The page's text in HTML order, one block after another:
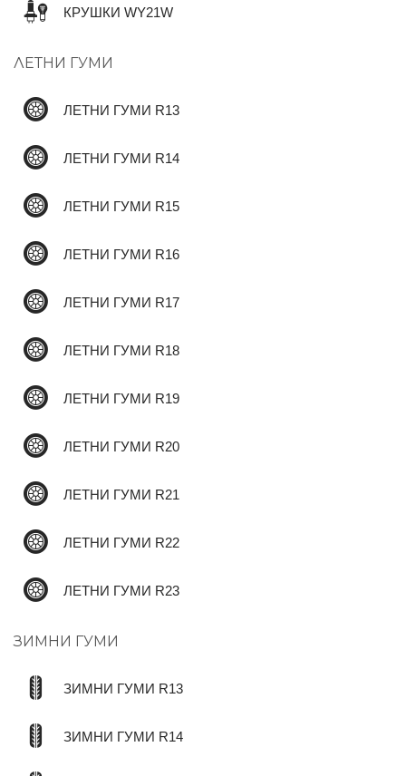
КРУШКИ WY21W
ЛЕТНИ ГУМИ
ЛЕТНИ ГУМИ R13
ЛЕТНИ ГУМИ R14
ЛЕТНИ ГУМИ R15
ЛЕТНИ ГУМИ R16
ЛЕТНИ ГУМИ R17
ЛЕТНИ ГУМИ R18
ЛЕТНИ ГУМИ R19
ЛЕТНИ ГУМИ R20
ЛЕТНИ ГУМИ R21
ЛЕТНИ ГУМИ R22
ЛЕТНИ ГУМИ R23
ЗИМНИ ГУМИ
ЗИМНИ ГУМИ R13
ЗИМНИ ГУМИ R14